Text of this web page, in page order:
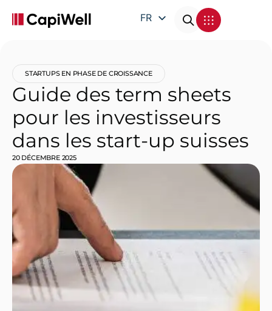
FR
IT
STARTUPS EN PHASE DE CROISSANCE
Guide des term sheets
pour les investisseurs
dans les start-up suisses
20 DÉCEMBRE 2025